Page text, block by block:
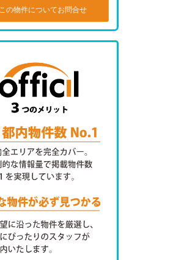
この物件についてお問合せ